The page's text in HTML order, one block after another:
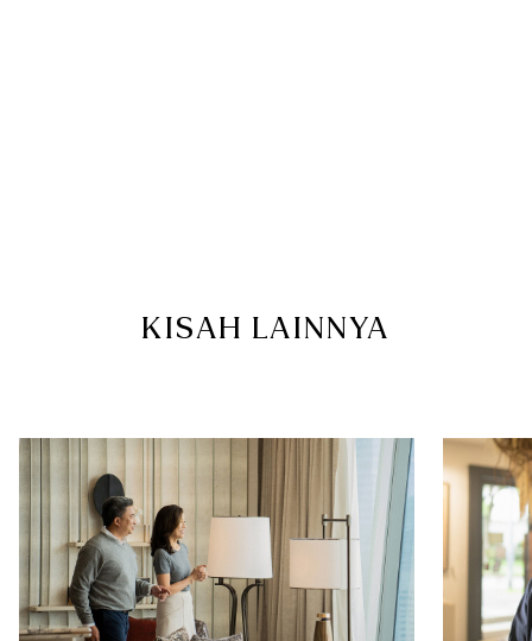
KISAH LAINNYA